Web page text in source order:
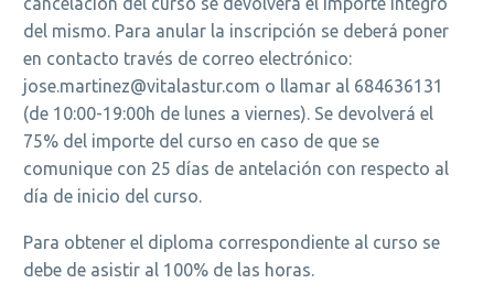
del mismo. Para anular la inscripción se deberá poner
en contacto través de correo electrónico:
jose.martinez@vitalastur.com o llamar al 684636131
(de 10:00-19:00h de lunes a viernes). Se devolverá el
75% del importe del curso en caso de que se
comunique con 25 días de antelación con respecto al
día de inicio del curso.
Para obtener el diploma correspondiente al curso se
debe de asistir al 100% de las horas.